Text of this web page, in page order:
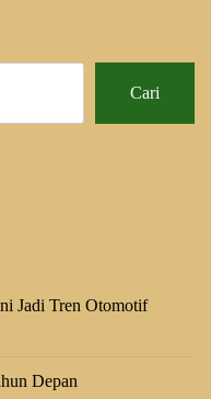
Cari
Jadi Tren Otomotif
Depan